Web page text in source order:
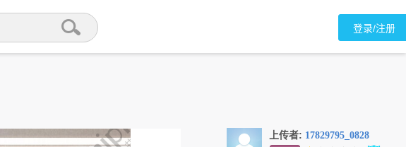
登录/注册
上传者: 17829795_0828